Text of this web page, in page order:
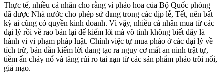
Thực tế, nhiều cá nhân cho rằng vì pháo hoa của Bộ Quốc phòng
đã được Nhà nước cho phép sử dụng trong các dịp lễ, Tết, nên bất
kỳ ai cũng có quyền kinh doanh. Vì vậy, nhiều cá nhân mua từ các
đại lý rồi về rao bán lại để kiếm lời mà vô tình không biết đây là
hành vi vi phạm pháp luật. Chính việc tự mua pháo ở các đại lý về
tích trữ, bán dần kiếm lời đang tạo ra nguy cơ mất an ninh trật tự,
tiềm ẩn cháy nổ và tăng rủi ro tai nạn từ các sản phẩm pháo trôi nổi,
giả mạo.